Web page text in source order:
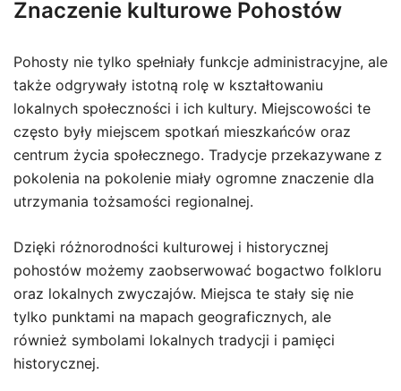
Znaczenie kulturowe Pohostów
Pohosty nie tylko spełniały funkcje administracyjne, ale
także odgrywały istotną rolę w kształtowaniu
lokalnych społeczności i ich kultury. Miejscowości te
często były miejscem spotkań mieszkańców oraz
centrum życia społecznego. Tradycje przekazywane z
pokolenia na pokolenie miały ogromne znaczenie dla
utrzymania tożsamości regionalnej.
Dzięki różnorodności kulturowej i historycznej
pohostów możemy zaobserwować bogactwo folkloru
oraz lokalnych zwyczajów. Miejsca te stały się nie
tylko punktami na mapach geograficznych, ale
również symbolami lokalnych tradycji i pamięci
historycznej.